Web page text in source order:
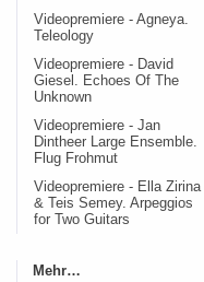
Videopremiere - Agneya.
Teleology
Videopremiere - David
Giesel. Echoes Of The
Unknown
Videopremiere - Jan
Dintheer Large Ensemble.
Flug Frohmut
Videopremiere - Ella Zirina
& Teis Semey. Arpeggios
for Two Guitars
Mehr…